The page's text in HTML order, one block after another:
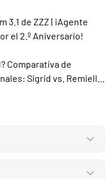
3.1 de ZZZ | ¡Agente
el 2.º Aniversario!
Comparativa de
Sigrid vs. Remielle